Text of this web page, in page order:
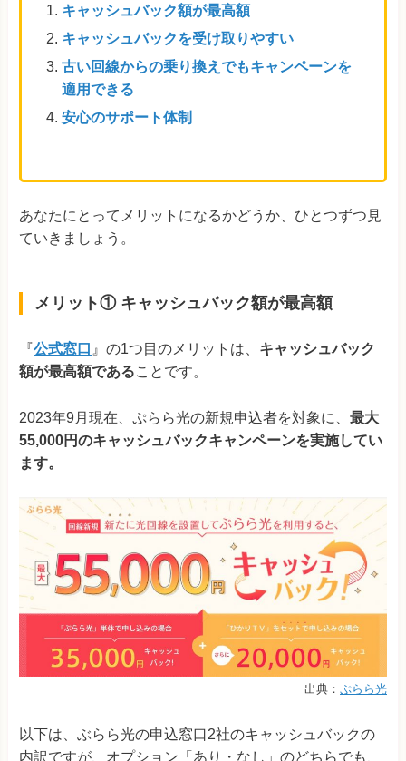
キャッシュバック額が最高額
キャッシュバックを受け取りやすい
古い回線からの乗り換えでもキャンペーンを
適用できる
安心のサポート体制
あなたにとってメリットになるかどうか、ひとつずつ見
ていきましょう。
メリット① キャッシュバック額が最高額
『公式窓口 』の1つ目のメリットは、 キャッシュバック
額が最高額であることです。
2023年9月現在、ぷらら光の新規申込者を対象に、 最大
55,000円のキャッシュバックキャンペーンを実施してい
ます。
出典： ぷらら光
以下は、ぶらら光の申込窓口2社のキャッシュバックの
内訳ですが、オプション「あり・なし」のどちらでも、